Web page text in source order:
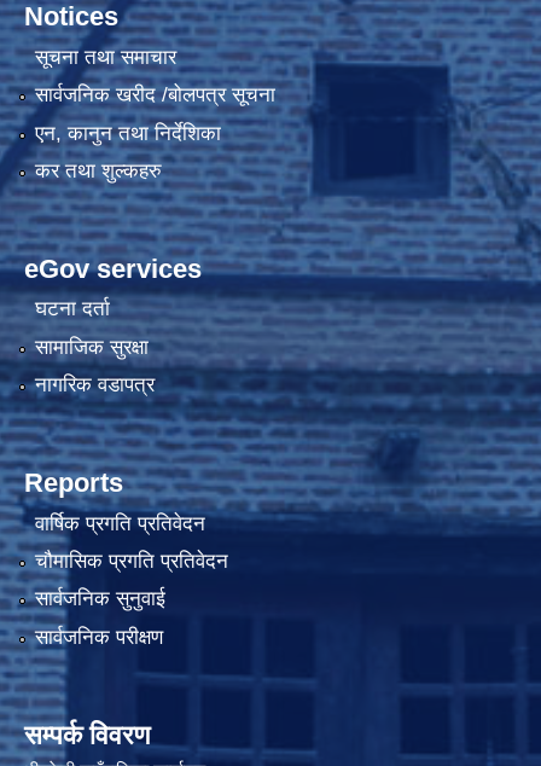
Notices
सूचना तथा समाचार
सार्वजनिक खरीद /बोलपत्र सूचना
एन, कानुन तथा निर्देशिका
कर तथा शुल्कहरु
eGov services
घटना दर्ता
सामाजिक सुरक्षा
नागरिक वडापत्र
Reports
वार्षिक प्रगति प्रतिवेदन
चौमासिक प्रगति प्रतिवेदन
सार्वजनिक सुनुवाई
सार्वजनिक परीक्षण
सम्पर्क विवरण